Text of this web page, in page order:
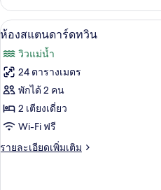
เกี่ยว
กับ
ห้อง
เปิด
ภาพถ่าย
ทั้งหมด
ของ
ห้อง
สแตนดาร์ด
ทวิน
8
ห้องสแตนดาร์ดทวิน
วิวแม่น้ำ
24 ตารางเมตร
พักได้ 2 คน
2 เตียงเดี่ยว
Wi-Fi ฟรี
รายละเอียดเพิ่มเติม
ราย